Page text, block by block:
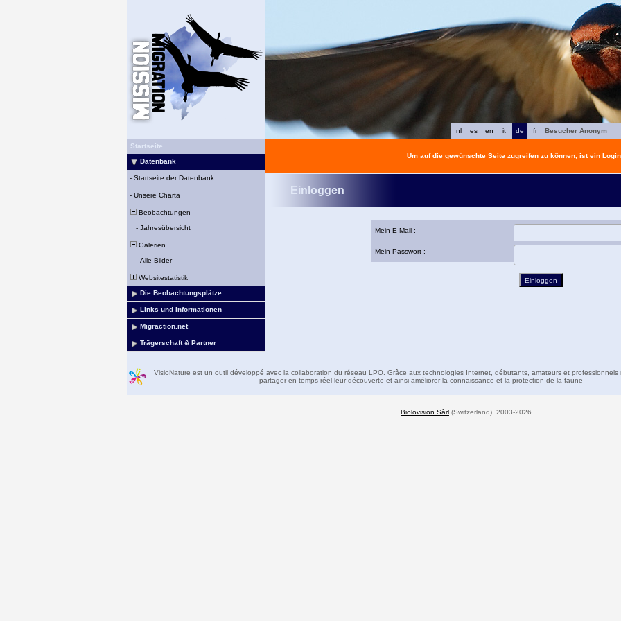
fr
de
it
en
es
nl
Besucher Anonym
Startseite
Datenbank
- Startseite der Datenbank
- Unsere Charta
Beobachtungen
- Jahresübersicht
Galerien
- Alle Bilder
Websitestatistik
Die Beobachtungsplätze
Links und Informationen
Migraction.net
Trägerschaft & Partner
Um auf die gewünschte Seite zugreifen zu können, ist ein
Einloggen
Mein E-Mail :
Mein Passwort :
VisioNature est un outil développé avec la collaboration du réseau LPO. Grâce aux technologies Internet, débutants, amateurs et professionnels
partager en temps réel leur découverte et ainsi améliorer la connaissance et la protection de la faune
Biolovision Sàrl (Switzerland), 2003-2026